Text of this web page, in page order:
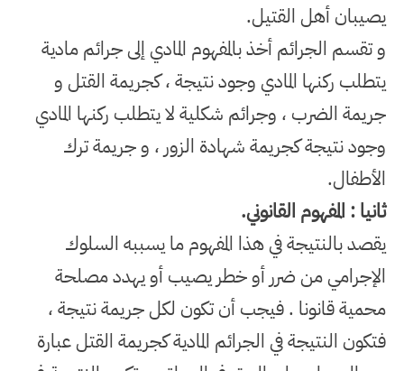
يصيبان أهل القتيل.
و تقسم الجرائم أخذ بالمفهوم المادي إلى جرائم مادية
يتطلب ركنها المادي وجود نتيجة ، كجريمة القتل و
جريمة الضرب ، وجرائم شكلية لا يتطلب ركنها المادي
وجود نتيجة كجريمة شهادة الزور ، و جريمة ترك
الأطفال.
ثانيا : المفهوم القانوني.
يقصد بالنتيجة في هذا المفهوم ما يسببه السلوك
الإجرامي من ضرر أو خطر يصيب أو يهدد مصلحة
محمية قانونا . فيجب أن تكون لكل جريمة نتيجة ،
فتكون النتيجة في الجرائم المادية كجريمة القتل عبارة